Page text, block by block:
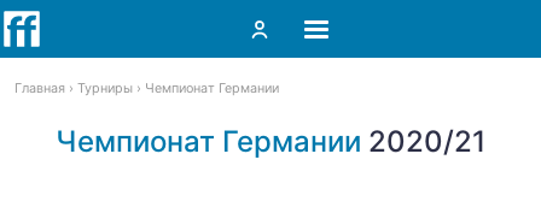
Главная Турниры Чемпионат Германии
Чемпионат Германии 2020/21